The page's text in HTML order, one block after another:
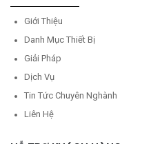
Giới Thiệu
Danh Mục Thiết Bị
Giải Pháp
Dịch Vụ
Tin Tức Chuyên Nghành
Liên Hệ